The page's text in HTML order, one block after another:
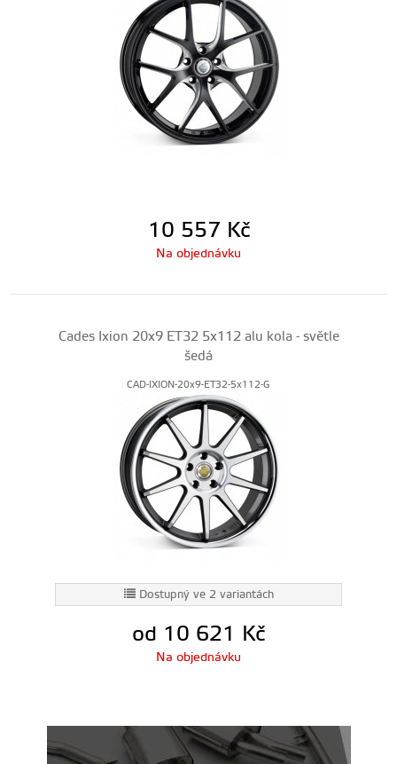
10 557 Kč
Na objednávku
Cades Ixion 20x9 ET32 5x112 alu kola - světle
šedá
CAD-IXION-20x9-ET32-5x112-G
Dostupný ve 2 variantách
od 10 621 Kč
Na objednávku